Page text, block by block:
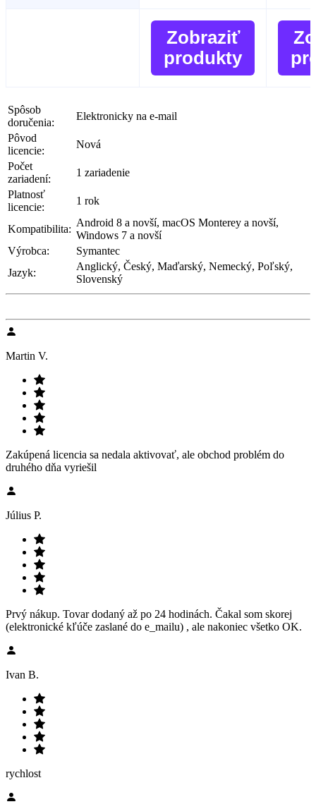
Zobraziť
produkty
Spôsob
doručenia:
Elektronicky na e-mail
Pôvod
licencie:
Nová
Počet
zariadení:
1 zariadenie
Platnosť
licencie:
1 rok
Kompatibilita:
Android 8 a novší, macOS Monterey a novší,
Windows 7 a novší
Výrobca:
Symantec
Jazyk:
Anglický, Český, Maďarský, Nemecký, Poľský,
Slovenský
Martin V.
Zakúpená licencia sa nedala aktivovať, ale obchod problém do
druhého dňa vyriešil
Július P.
Prvý nákup. Tovar dodaný až po 24 hodinách. Čakal som skorej
(elektronické kľúče zaslané do e_mailu) , ale nakoniec všetko OK.
Ivan B.
rychlost